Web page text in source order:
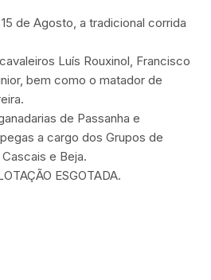
de Agosto, a tradicional corrida
Luís Rouxinol, Francisco
bem como o matador de
de Passanha e
a cargo dos Grupos de
e Beja.
ESGOTADA.